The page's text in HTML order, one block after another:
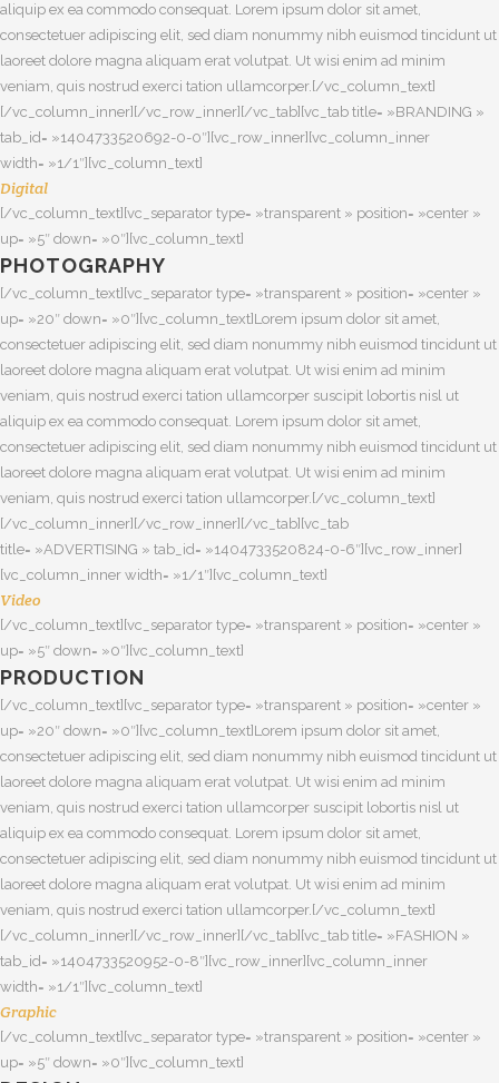
aliquip ex ea commodo consequat. Lorem ipsum dolor sit amet,
consectetuer adipiscing elit, sed diam nonummy nibh euismod tincidunt ut
laoreet dolore magna aliquam erat volutpat. Ut wisi enim ad minim
veniam, quis nostrud exerci tation ullamcorper.[/vc_column_text]
[/vc_column_inner][/vc_row_inner][/vc_tab][vc_tab title= »BRANDING »
tab_id= »1404733520692-0-0″][vc_row_inner][vc_column_inner
width= »1/1″][vc_column_text]
Digital
[/vc_column_text][vc_separator type= »transparent » position= »center »
up= »5″ down= »0″][vc_column_text]
PHOTOGRAPHY
[/vc_column_text][vc_separator type= »transparent » position= »center »
up= »20″ down= »0″][vc_column_text]Lorem ipsum dolor sit amet,
consectetuer adipiscing elit, sed diam nonummy nibh euismod tincidunt ut
laoreet dolore magna aliquam erat volutpat. Ut wisi enim ad minim
veniam, quis nostrud exerci tation ullamcorper suscipit lobortis nisl ut
aliquip ex ea commodo consequat. Lorem ipsum dolor sit amet,
consectetuer adipiscing elit, sed diam nonummy nibh euismod tincidunt ut
laoreet dolore magna aliquam erat volutpat. Ut wisi enim ad minim
veniam, quis nostrud exerci tation ullamcorper.[/vc_column_text]
[/vc_column_inner][/vc_row_inner][/vc_tab][vc_tab
title= »ADVERTISING » tab_id= »1404733520824-0-6″][vc_row_inner]
[vc_column_inner width= »1/1″][vc_column_text]
Video
[/vc_column_text][vc_separator type= »transparent » position= »center »
up= »5″ down= »0″][vc_column_text]
PRODUCTION
[/vc_column_text][vc_separator type= »transparent » position= »center »
up= »20″ down= »0″][vc_column_text]Lorem ipsum dolor sit amet,
consectetuer adipiscing elit, sed diam nonummy nibh euismod tincidunt ut
laoreet dolore magna aliquam erat volutpat. Ut wisi enim ad minim
veniam, quis nostrud exerci tation ullamcorper suscipit lobortis nisl ut
aliquip ex ea commodo consequat. Lorem ipsum dolor sit amet,
consectetuer adipiscing elit, sed diam nonummy nibh euismod tincidunt ut
laoreet dolore magna aliquam erat volutpat. Ut wisi enim ad minim
veniam, quis nostrud exerci tation ullamcorper.[/vc_column_text]
[/vc_column_inner][/vc_row_inner][/vc_tab][vc_tab title= »FASHION »
tab_id= »1404733520952-0-8″][vc_row_inner][vc_column_inner
width= »1/1″][vc_column_text]
Graphic
[/vc_column_text][vc_separator type= »transparent » position= »center »
up= »5″ down= »0″][vc_column_text]